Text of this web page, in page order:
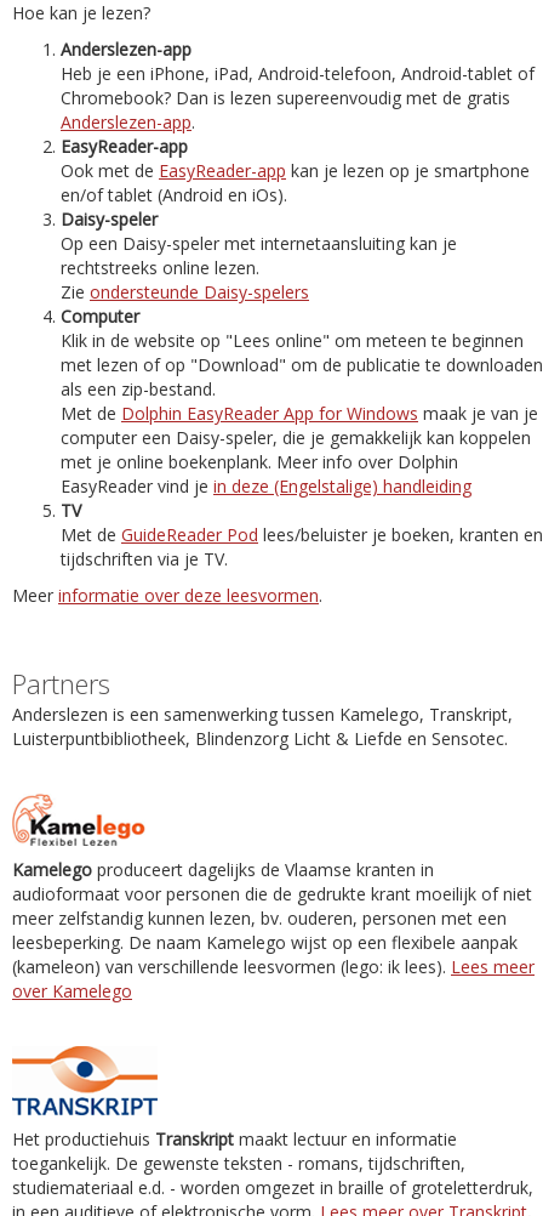
Hoe kan je lezen?
Anderslezen-app
Heb je een iPhone, iPad, Android-telefoon, Android-tablet of
Chromebook? Dan is lezen supereenvoudig met de gratis
Anderslezen-app.
EasyReader-app
Ook met de EasyReader-app kan je lezen op je smartphone
en/of tablet (Android en iOs).
Daisy-speler
Op een Daisy-speler met internetaansluiting kan je
rechtstreeks online lezen.
Zie ondersteunde Daisy-spelers
Computer
Klik in de website op "Lees online" om meteen te beginnen
met lezen of op "Download" om de publicatie te downloaden
als een zip-bestand.
Met de Dolphin EasyReader App for Windows maak je van je
computer een Daisy-speler, die je gemakkelijk kan koppelen
met je online boekenplank. Meer info over Dolphin
EasyReader vind je in deze (Engelstalige) handleiding
TV
Met de GuideReader Pod lees/beluister je boeken, kranten en
tijdschriften via je TV.
Meer informatie over deze leesvormen.
Partners
Anderslezen is een samenwerking tussen Kamelego, Transkript,
Luisterpuntbibliotheek, Blindenzorg Licht & Liefde en Sensotec.
Kamelego produceert dagelijks de Vlaamse kranten in
audioformaat voor personen die de gedrukte krant moeilijk of niet
meer zelfstandig kunnen lezen, bv. ouderen, personen met een
leesbeperking. De naam Kamelego wijst op een flexibele aanpak
(kameleon) van verschillende leesvormen (lego: ik lees). Lees meer
over Kamelego
Het productiehuis Transkript maakt lectuur en informatie
toegankelijk. De gewenste teksten - romans, tijdschriften,
studiemateriaal e.d. - worden omgezet in braille of groteletterdruk,